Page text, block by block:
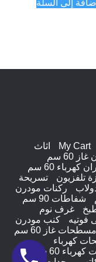
إضافة إلى السلة
My Cart
اثاث
60 سم
كهرباء 60 سم
تلفزيون
تسريحة
ركنات مودرن
شفاطات 90 سم
غرف نوم
فوتيه
كنب مودرن
مسطحات غاز 60 سم
كهرباء
60 سم